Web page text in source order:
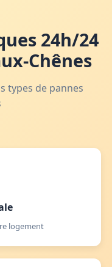
24h/24
Chênes
types de pannes
logement